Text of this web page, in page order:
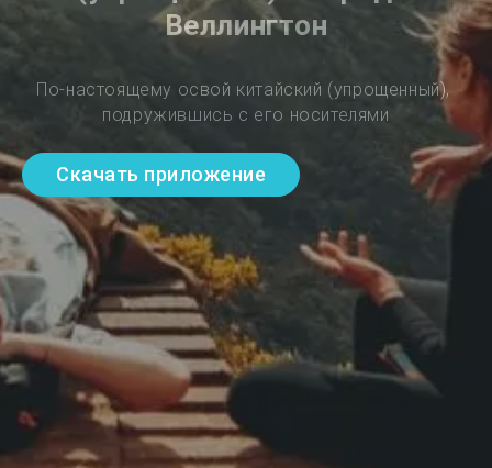
Веллингтон
По-настоящему освой китайский (упрощенный),
подружившись с его носителями
Скачать приложение